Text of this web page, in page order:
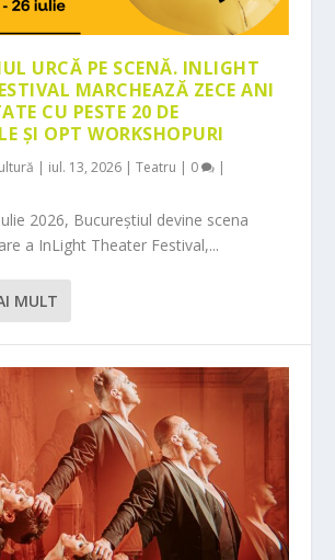
URCĂ PE SCENĂ. INLIGHT
MARCHEAZĂ ZECE ANI
CU PESTE 20 DE
ȘI OPT WORKSHOPURI
| iul. 13, 2026 |Teatru | 0 |
2026, Bucureștiul devine scena
a InLight Theater Festival,...
MULT